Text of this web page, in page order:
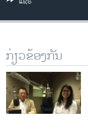
ທຸລະກິດ
ພາສາອັງກິດ
ສຽງ
ລາຍການກະຈາຍສຽງ
ລາຍງານ
ຕິດຕາມພວກເຮົາ ທີ່
ກ່ຽວຂ້ອງກັນ